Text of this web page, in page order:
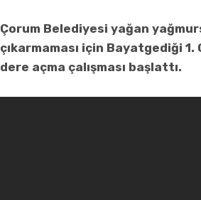
Çorum Belediyesi yağan
çıkarmaması için Bayatgediği
dere açma çalışması başlattı.